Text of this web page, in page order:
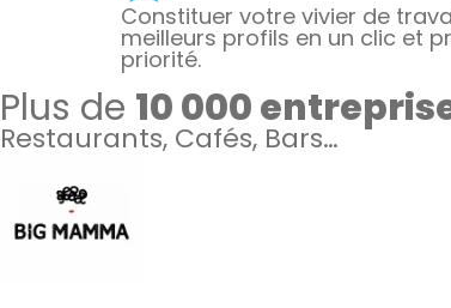
Constituer votre vivier de
meilleurs profils en un clic et
priorité.
Plus de 10 000
Restaurants, Cafés, Bars…